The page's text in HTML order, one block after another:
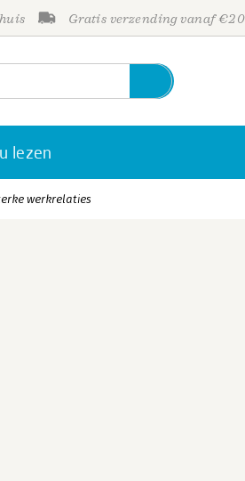
Gratis verzending vanaf €20
lezen
werkrelaties